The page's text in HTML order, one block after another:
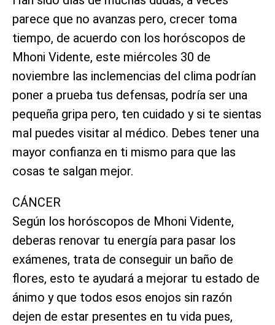
parece que no avanzas pero, crecer toma
tiempo, de acuerdo con los horóscopos de
Mhoni Vidente, este miércoles 30 de
noviembre las inclemencias del clima podrían
poner a prueba tus defensas, podría ser una
pequeña gripa pero, ten cuidado y si te sientas
mal puedes visitar al médico. Debes tener una
mayor confianza en ti mismo para que las
cosas te salgan mejor.
CÁNCER
Según los horóscopos de Mhoni Vidente,
deberas renovar tu energía para pasar los
exámenes, trata de conseguir un baño de
flores, esto te ayudará a mejorar tu estado de
ánimo y que todos esos enojos sin razón
dejen de estar presentes en tu vida pues,